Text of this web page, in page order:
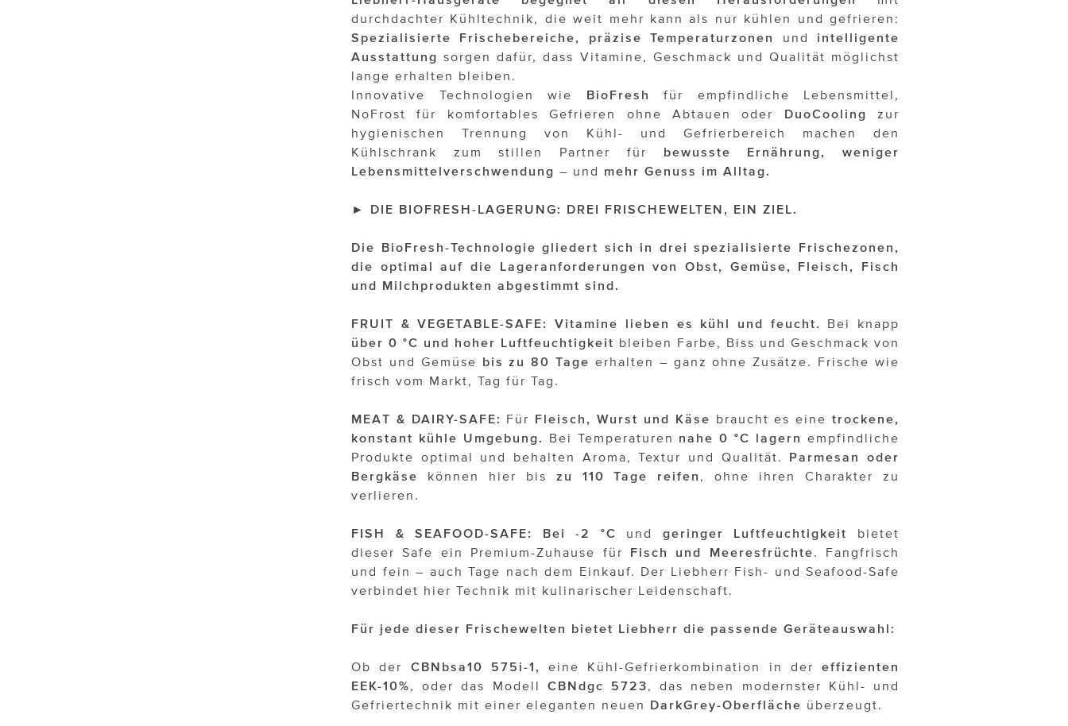
durchdachter Kühltechnik, die weit mehr kann als nur kühlen und gefrieren:
Spezialisierte Frischebereiche, präzise Temperaturzonen
und intelligente
Ausstattung sorgen dafür, dass Vitamine, Geschmack und Qualität möglichst
lange erhalten bleiben.
Innovative Technologien wie BioFresh
für empfindliche Lebensmittel,
NoFrost für komfortables Gefrieren ohne Abtauen oder DuoCooling zur
hygienischen Trennung von Kühl- und Gefrierbereich machen den
Kühlschrank zum stillen Partner für bewusste Ernährung, weniger
Lebensmittelverschwendung – und mehr Genuss im Alltag.
► DIE BIOFRESH-LAGERUNG: DREI FRISCHEWELTEN, EIN ZIEL.
Die BioFresh-Technologie gliedert sich in drei spezialisierte Frischezonen,
die optimal auf die Lageranforderungen von Obst, Gemüse, Fleisch, Fisch
und Milchprodukten abgestimmt sind.
FRUIT & VEGETABLE-SAFE: Vitamine lieben es kühl und feucht.
Bei knapp
über 0 °C und hoher Luftfeuchtigkeit bleiben Farbe, Biss und Geschmack von
Obst und Gemüse bis zu 80 Tage erhalten – ganz ohne Zusätze. Frische wie
frisch vom Markt, Tag für Tag.
MEAT & DAIRY-SAFE: Für Fleisch, Wurst und Käse braucht es eine trockene,
konstant kühle Umgebung.
Bei Temperaturen nahe 0 °C lagern empfindliche
Produkte optimal und behalten Aroma, Textur und Qualität. Parmesan
oder
Bergkäse
können hier bis zu 110 Tage reifen , ohne ihren Charakter zu
verlieren.
FISH & SEAFOOD-SAFE: Bei -2 °C und geringer Luftfeuchtigkeit
bietet
dieser Safe ein Premium-Zuhause für Fisch und Meeresfrüchte. Fangfrisch
und fein – auch Tage nach dem Einkauf. Der Liebherr Fish- und Seafood-Safe
verbindet hier Technik mit kulinarischer Leidenschaft.
Für jede dieser Frischewelten bietet Liebherr die passende Geräteauswahl:
Ob der CBNbsa10 575i-1, eine Kühl-Gefrierkombination in der effizienten
EEK-10%, oder das Modell CBNdgc 5723, das neben modernster Kühl- und
Gefriertechnik mit einer eleganten neuen DarkGrey-Oberfläche überzeugt.